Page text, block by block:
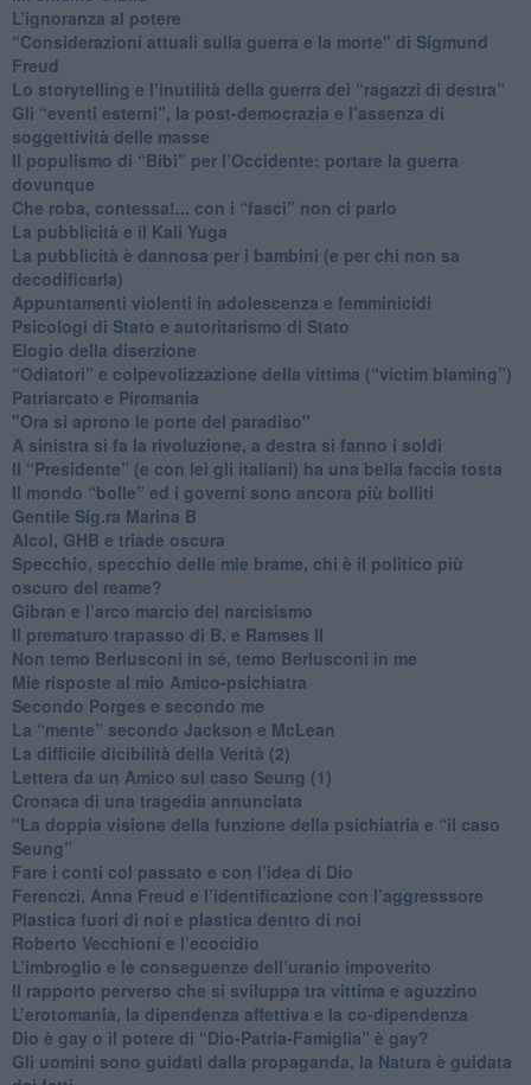
L’ignoranza al potere
​“Considerazioni attuali sulla guerra e la morte" di Sigmund
Freud
​Lo storytelling e l’inutilità della guerra dei “ragazzi di destra”
​Gli “eventi esterni”, la post-democrazia e l’assenza di
soggettività delle masse
​Il populismo di “Bibi” per l’Occidente: portare la guerra
dovunque
​Che roba, contessa!... con i “fasci” non ci parlo
La pubblicità e il Kali Yuga
​La pubblicità è dannosa per i bambini (e per chi non sa
decodificarla)
​Appuntamenti violenti in adolescenza e femminicidi
​Psicologi di Stato e autoritarismo di Stato
Elogio della diserzione
“Odiatori” e colpevolizzazione della vittima (“victim blaming”)
​Patriarcato e Piromania
"Ora si aprono le porte del paradiso"
​A sinistra si fa la rivoluzione, a destra si fanno i soldi
​Il “Presidente” (e con lei gli italiani) ha una bella faccia tosta
​Il mondo “bolle” ed i governi sono ancora più bolliti
​Gentile Sig.ra Marina B
​Alcol, GHB e triade oscura
​Specchio, specchio delle mie brame, chi è il politico più
oscuro del reame?
​Gibran e l’arco marcio del narcisismo
​Il prematuro trapasso di B. e Ramses II
​Non temo Berlusconi in sé, temo Berlusconi in me
​Mie risposte al mio Amico-psichiatra
​Secondo Porges e secondo me
​La “mente” secondo Jackson e McLean
La difficile dicibilità della Verità (2)
​Lettera da un Amico sul caso Seung (1)
​Cronaca di una tragedia annunciata
"​La doppia visione della funzione della psichiatria e “il caso
Seung”
​Fare i conti col passato e con l’idea di Dio
​Ferenczi, Anna Freud e l’identificazione con l’aggresssore
Plastica fuori di noi e plastica dentro di noi
​Roberto Vecchioni e l’ecocidio
​L’imbroglio e le conseguenze dell’uranio impoverito
​Il rapporto perverso che si sviluppa tra vittima e aguzzino
L’erotomania, la dipendenza affettiva e la co-dipendenza
​Dio è gay o il potere di “Dio-Patria-Famiglia” è gay?
​Gli uomini sono guidati dalla propaganda, la Natura è guidata